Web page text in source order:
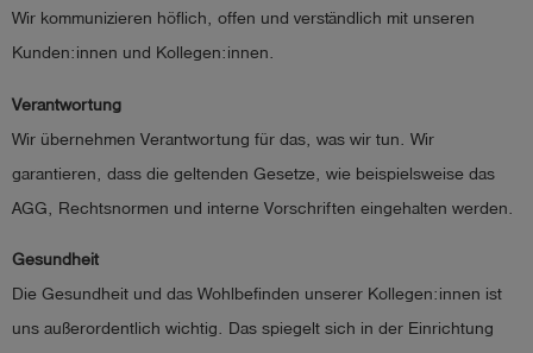
Wir kommunizieren höflich, offen und verständlich mit unseren
Kunden:innen und Kollegen:innen.
Verantwortung
Wir übernehmen Verantwortung für das, was wir tun. Wir
garantieren, dass die geltenden Gesetze, wie beispielsweise das
AGG, Rechtsnormen und interne Vorschriften eingehalten werden.
Gesundheit
Die Gesundheit und das Wohlbefinden unserer Kollegen:innen ist
uns außerordentlich wichtig. Das spiegelt sich in der Einrichtung